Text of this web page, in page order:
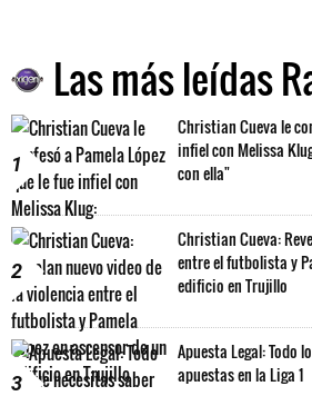
Las más leídas
1
Christian Cueva le
infiel con Melissa
con ella"
2
Christian Cueva:
entre el futbolista y
edificio en Trujillo
3
Apuesta Legal: Todo
apuestas en la Liga 1